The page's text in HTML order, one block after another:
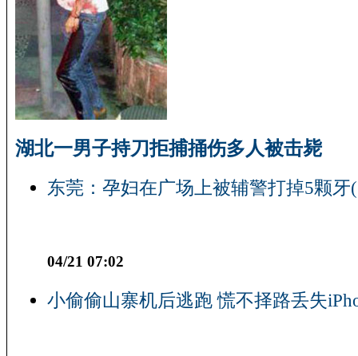
湖北一男子持刀拒捕捅伤多人被击毙
东莞：孕妇在广场上被辅警打掉5颗牙
04/21 07:02
小偷偷山寨机后逃跑 慌不择路丢失